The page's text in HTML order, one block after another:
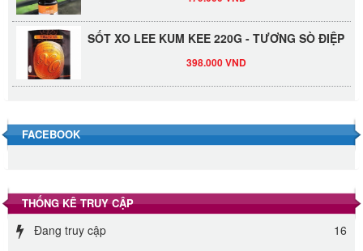
SỐT XO LEE KUM KEE 220G - TƯƠNG SÒ ĐIỆP
398.000 VND
40.000 VND
FACEBOOK
THỐNG KÊ TRUY CẬP
Đang truy cập
16